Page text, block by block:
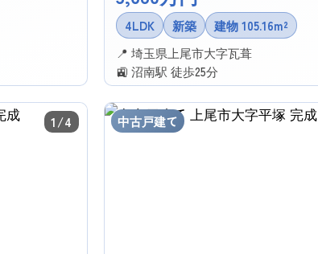
4LDK 新築
建物 105.16m²
📍 埼玉県上尾市大字瓦葺
🚉 沼南駅 徒歩25分
✉ この物件に問い合わ
1/4 中古戸建て